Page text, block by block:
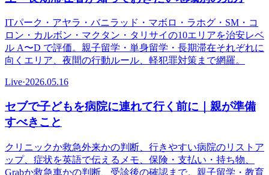
ITパーク・アヤラ・バニラッド・マボロ・ラホグ・SM・コ
ロン・カルボン・マクタン・タリサイの10エリアを治安レベ
ル A〜D で評価。親子留学・単身留学・長期滞在それぞれに
向くエリア、夜間の行動ルール、軽犯罪対策まで網羅。
Live·2026.05.16
セブで子どもを病院に連れて行く前に｜親が準備
すべきこと
クリニックか救急外来かの判断、行きやすい病院のリストア
ップ、症状を英語で伝えるメモ、保険・支払い・持ち物、
Grabか救急車かの判断、受診後の確認まで。親子留学・教育